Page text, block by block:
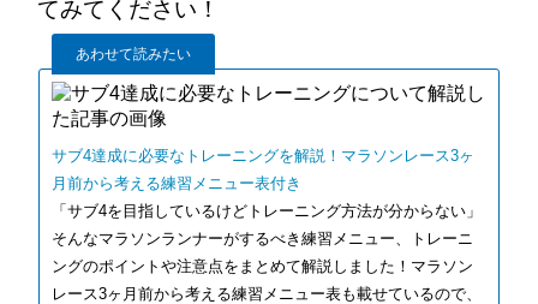
てみてください！
あわせて読みたい
サブ4達成に必要なトレーニングを解説！マラソンレース3ヶ
月前から考える練習メニュー表付き
「サブ4を目指しているけどトレーニング方法が分からない」
そんなマラソンランナーがするべき練習メニュー、トレーニ
ングのポイントや注意点をまとめて解説しました！マラソン
レース3ヶ月前から考える練習メニュー表も載せているので、